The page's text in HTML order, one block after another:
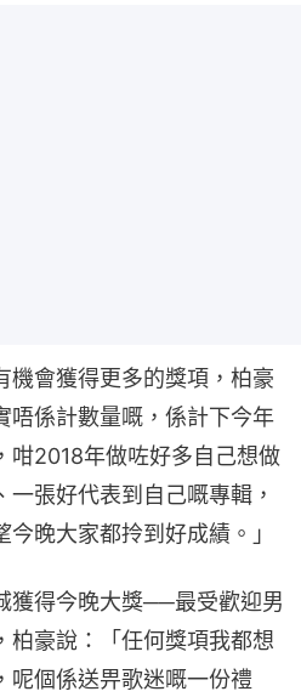
機會獲得更多的獎項，柏豪
唔係計數量嘅，係計下今年
咁2018年做咗好多自己想做
張好代表到自己嘅專輯，
晚大家都拎到好成績。」
獲得今晚大獎──最受歡迎男
柏豪說：「任何獎項我都想
呢個係送畀歌迷嘅一份禮